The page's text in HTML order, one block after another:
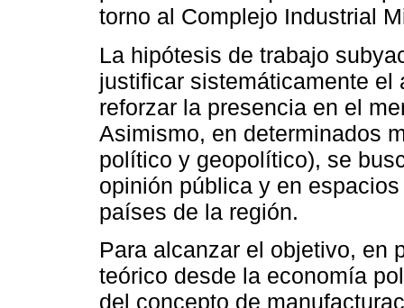
torno al Complejo Industrial
La hipótesis de trabajo
justificar sistemáticamente
reforzar la presencia en el
Asimismo, en determinados
político y geopolítico), se
opinión pública y en
países de la región.
Para alcanzar el objetivo, en
teórico desde la economía
del concepto de